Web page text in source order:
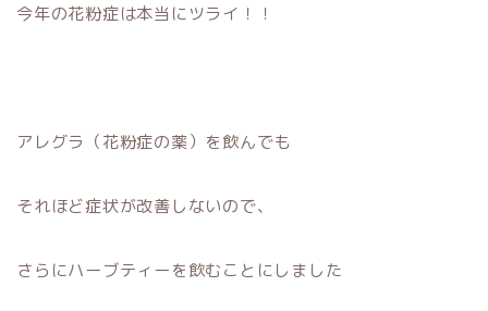
今年の花粉症は本当にツライ！！
アレグラ（花粉症の薬）を飲んでも
それほど症状が改善しないので、
さらにハーブティーを飲むことにしました